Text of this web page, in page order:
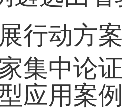
行动方
集中论
应用案